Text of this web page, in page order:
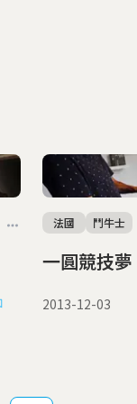
法國 鬥牛士
2013-12-03